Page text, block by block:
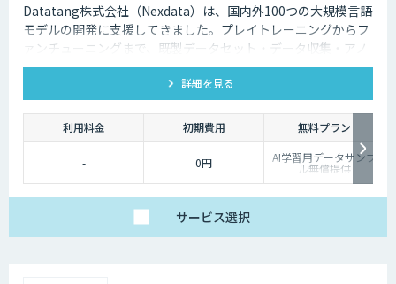
Datatang株式会社（Nexdata）は、国内外100つの大規模言語
モデルの開発に支援してきました。プレイトレーニングからフ
ァンチューニングまで、既製データセット・データ収集・アノ
テーションを一気貫通して提供しております。
詳細を見る
利用料金 初期費用 無料プラン
- 0円 AI学習用データサンプ
ル無償提供
サービス選択